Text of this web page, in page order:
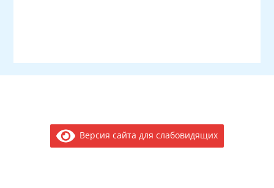
Версия сайта для слабовидящих